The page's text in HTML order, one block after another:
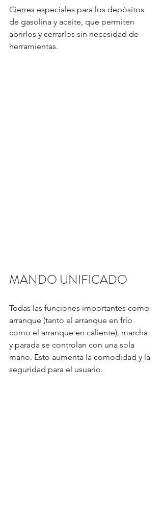
Cierres especiales para los depósitos
de gasolina y aceite, que permiten
abrirlos y cerrarlos sin necesidad de
herramientas.
MANDO UNIFICADO
Todas las funciones importantes como
arranque (tanto el arranque en frío
como el arranque en caliente), marcha
y parada se controlan con una sola
mano. Esto aumenta la comodidad y la
seguridad para el usuario.